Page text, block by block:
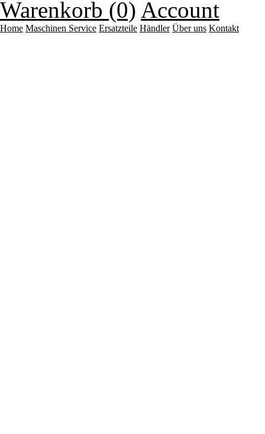
Warenkorb (0) Account
Home Maschinen Service Ersatzteile Händler Über uns Kontakt